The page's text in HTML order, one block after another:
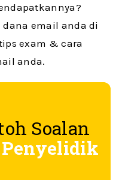
email anda di
exam & cara
anda.
Soalan